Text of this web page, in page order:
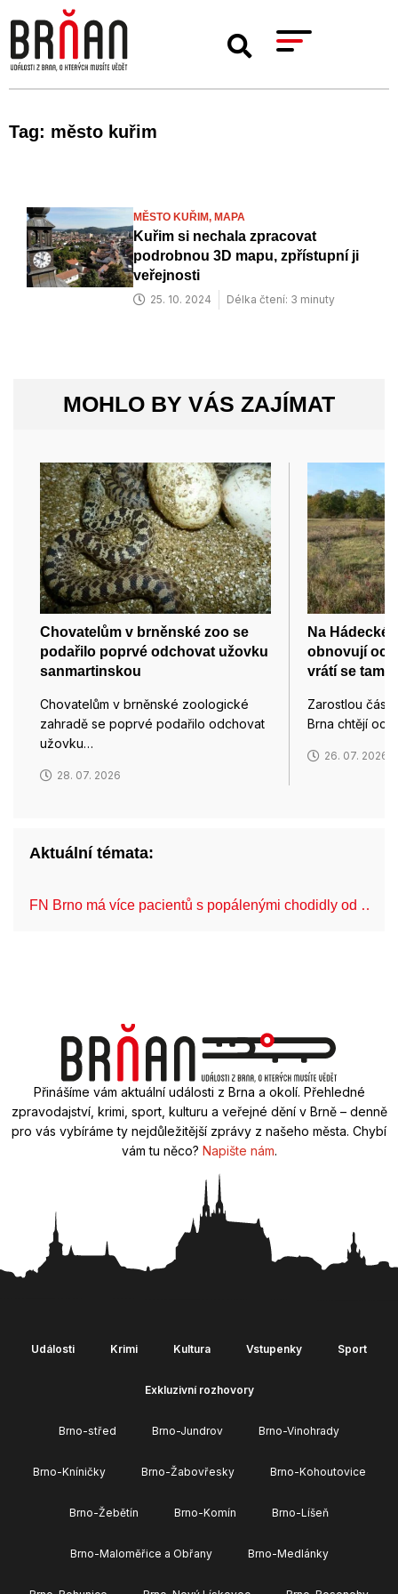
Tag: město kuřim
MĚSTO KUŘIM, MAPA
Kuřim si nechala zpracovat
podrobnou 3D mapu, zpřístupní ji
veřejnosti
25. 10. 2024 Délka čtení: 3 minuty
MOHLO BY VÁS ZAJÍMAT
Chovatelům v brněnské zoo se
podařilo poprvé odchovat užovku
sanmartinskou
Chovatelům v brněnské zoologické
zahradě se poprvé podařilo odchovat
užovku…
28. 07. 2026
Na Hádecké
obnovují
vrátí se tam i
Zarostlou část
Brna chtějí
26. 07. 2026
Aktuální témata:
FN Brno má více pacientů s popálenými chodidly od …
Přinášíme vám aktuální události z Brna a okolí. Přehledné
zpravodajství, krimi, sport, kulturu a veřejné dění v Brně – denně
pro vás vybíráme ty nejdůležitější zprávy z našeho města. Chybí
vám tu něco? Napište nám.
Události Krimi Kultura Vstupenky Sport
Exkluzivní rozhovory
Brno-střed Brno-Jundrov Brno-Vinohrady
Brno-Kníničky Brno-Žabovřesky Brno-Kohoutovice
Brno-Žebětín Brno-Komín Brno-Líšeň
Brno-Maloměřice a Obřany Brno-Medlánky